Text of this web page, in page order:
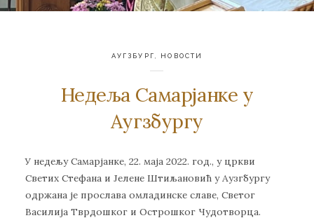
АУГЗБУРГ НОВОСТИ
Недеља Самарјанке у
Аугзбургу
У недељу Самарјанке, 22. маја 2022. год., у цркви
Светих Стефана и Јелене Штиљановић у Аузгбургу
одржана је прослава омладинске славе, Светог
Василија Тврдошког и Острошког Чудотворца.